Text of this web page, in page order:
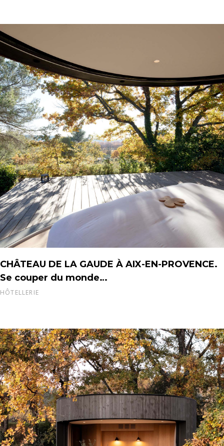
CHÂTEAU DE LA GAUDE À AIX-EN-PROVENCE.
Se couper du monde…
HÔTELLERIE